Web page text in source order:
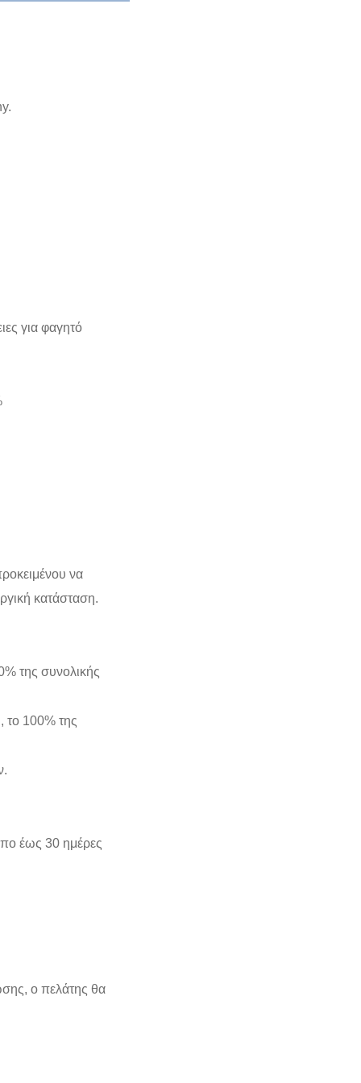
για φαγητό
να
κατάσταση.
της συνολικής
το 100% της
έως 30 ημέρες
ο πελάτης θα